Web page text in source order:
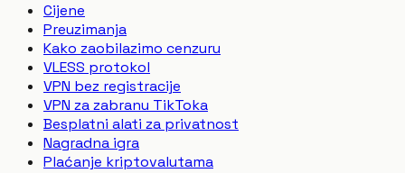
Cijene
Preuzimanja
Kako zaobilazimo cenzuru
VLESS protokol
VPN bez registracije
VPN za zabranu TikToka
Besplatni alati za privatnost
Nagradna igra
Plaćanje kriptovalutama